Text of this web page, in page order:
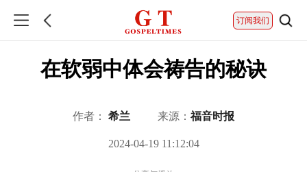
订阅我们
在软弱中体会祷告的秘诀
作者： 希兰 来源： 福音时报
2024-04-19 11:12:04